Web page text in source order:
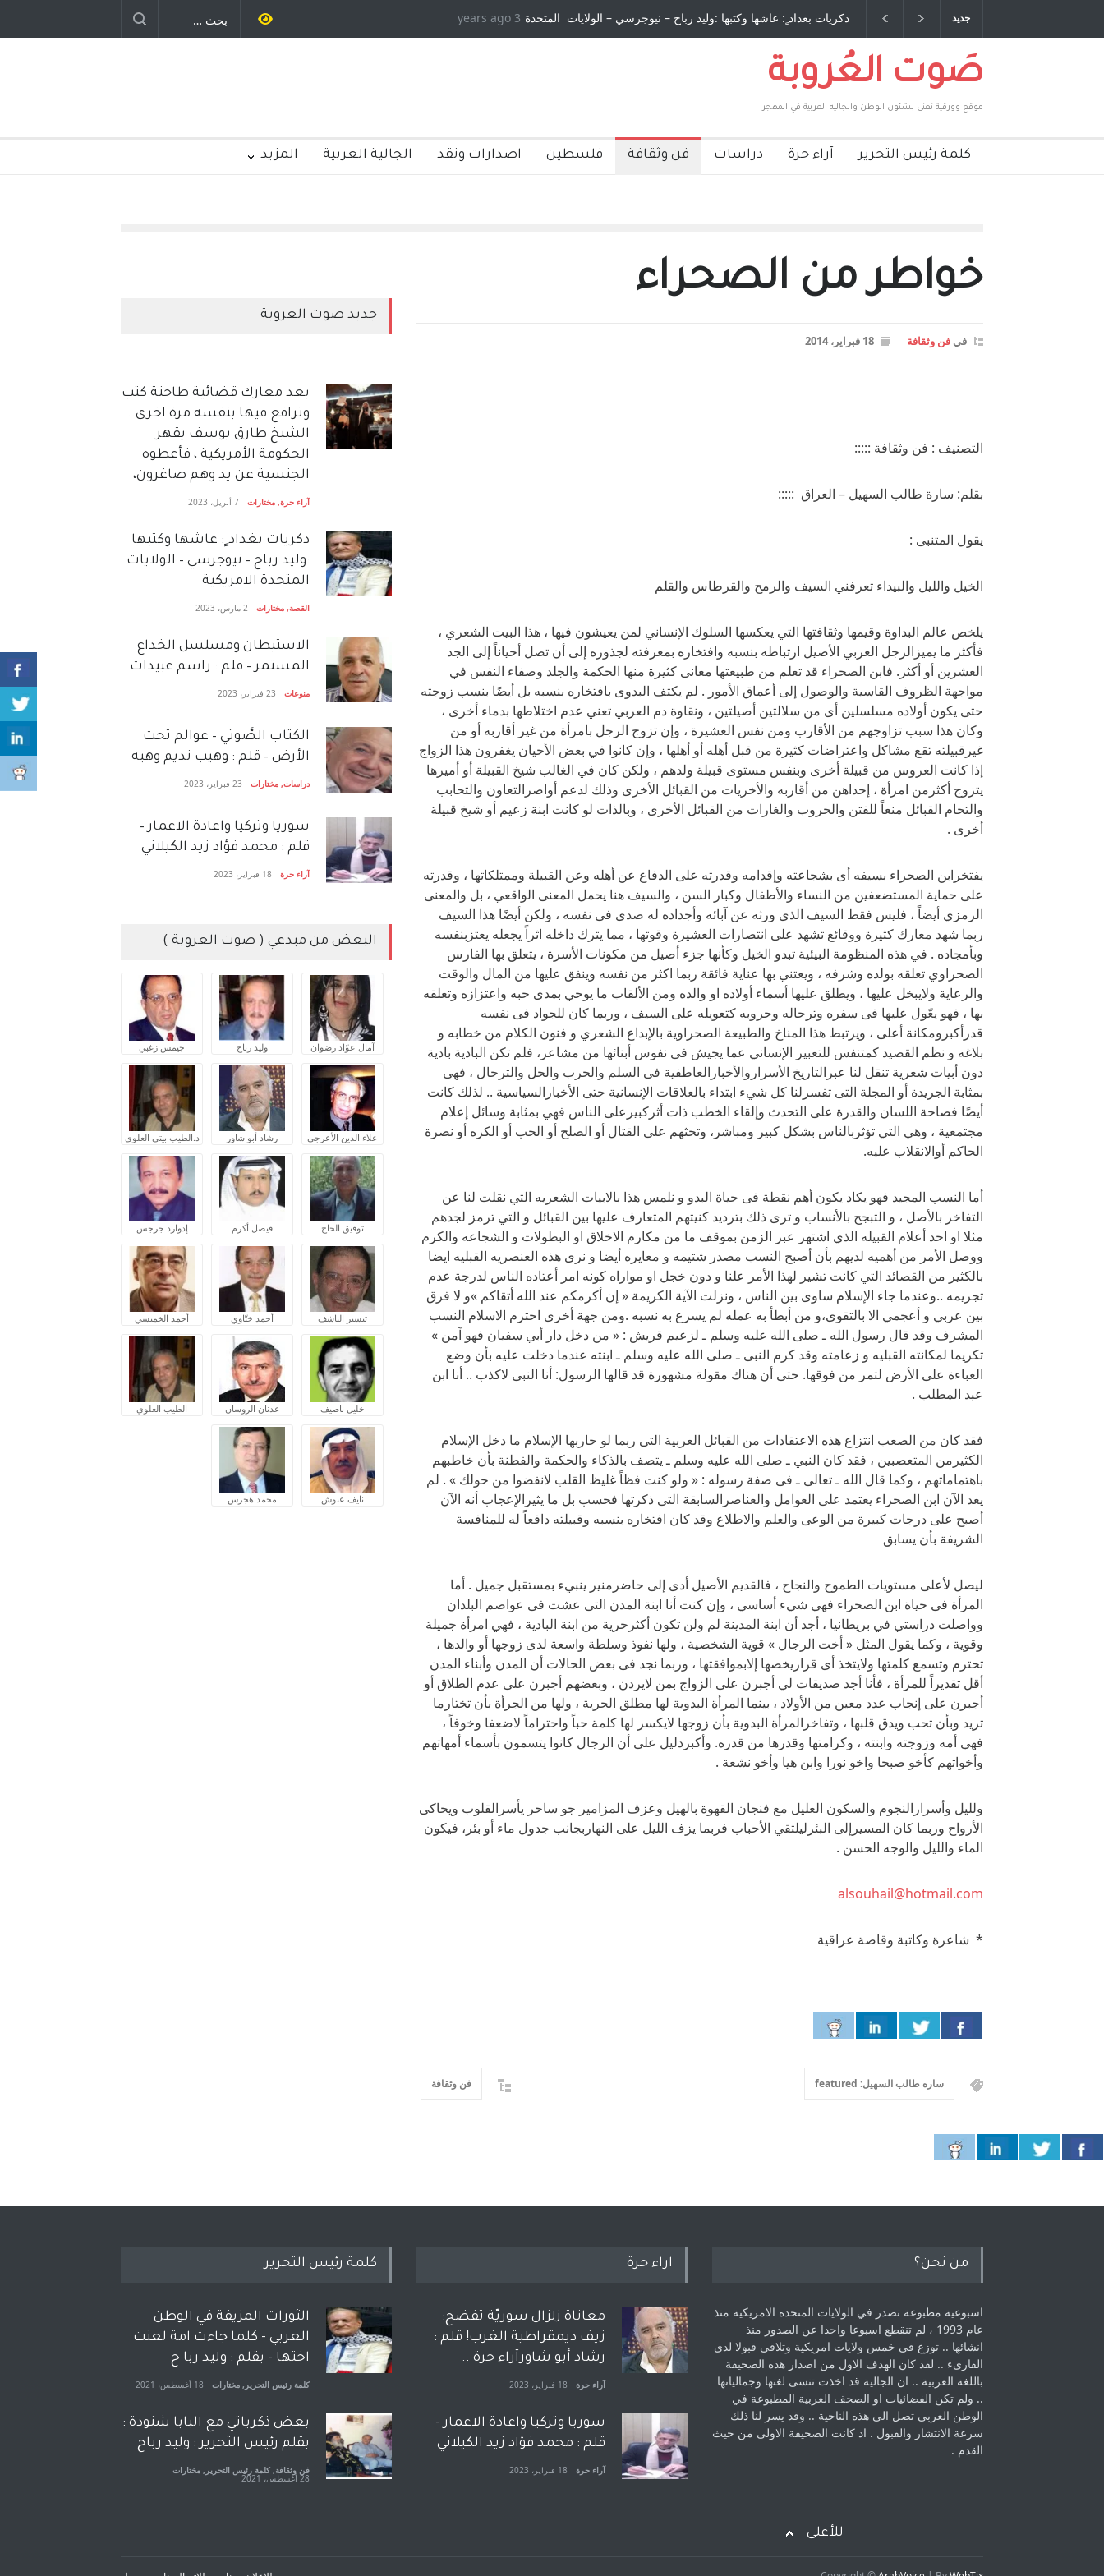
جديد دكريات بغداد ٍ: عاشها وكتبها :وليد رباح – نيوجرسي – الولايات المتحدة
الامريكية
طاحنة كتب وترافع فيها بنفسه مرة اخرى.. الشيخ
صاغرون،
3 years ago
صَوت العُروبة
موقع وورقية تعنى بشئون الوطن والجاليه العربية في المهجر
كلمة رئيس التحرير آراء حرة دراسات فن وثقافة فلسطين اصدارات ونقد الجالية العربية المزيد
خواطر من الصحراء
في فن وثقافة 18 فبراير، 2014
التصنيف : فن وثقافة :::::
بقلم: سارة طالب السهيل – العراق :::::
يقول المتنبى :
الخيل والليل والبيداء تعرفني السيف والرمح والقرطاس والقلم
يلخص عالم البداوة وقيمها وثقافتها التي يعكسها السلوك الإنساني لمن يعيشون فيها ، هذا البيت الشعري ،
فأكثر ما يميزالرجل العربي الأصيل ارتباطه بنسبه وافتخاره بمعرفته لجذوره إلى أن تصل أحياناً إلى الجد
العشرين أو أكثر. فابن الصحراء قد تعلم من طبيعتها معانى كثيرة منها الحكمة والجلد وصفاء النفس في
مواجهة الظروف القاسية والوصول إلى أعماق الأمور . لم يكتف البدوى بافتخاره بنسبه بل أيضًا بنسب زوجته
حتى يكون أولاده مسلسلين أى من سلالتين أصيلتين ، ونقاوة دم العربي تعني عدم اختلاطها بدماء أخرى ،
وكان هذا سبب تزاوجهم من الأقارب ومن نفس العشيرة ، وإن تزوج الرجل بامرأة من غير أقاربه أو من
غيرقبيلته تقع مشاكل واعتراضات كثيرة من قبل أهله أو أهلها ، وإن كانوا في بعض الأحيان يغفرون هذا الزواج
إذا كانت العروس من قبيلة أخرى وبنفس مستوى قبيلة ولدهم ، ولكن كان في الغالب شيخ القبيلة أو أميرها
يتزوج أكثرمن امرأة ، إحداهن من أقاربه والأخريات من القبائل الأخرى وذلك لدعم أواصرالتعاون والتحابب
والتحام القبائل منعاً للفتن والحروب والغارات من القبائل الأخرى ، وبالذات لو كانت ابنة زعيم أو شيخ قبيلة
أخرى .
يفتخرابن الصحراء بسيفه أى بشجاعته وإقدامه وقدرته على الدفاع عن أهله وعن القبيلة وممتلكاتها ، وقدرته
على حماية المستضعفين من النساء والأطفال وكبار السن ، والسيف هنا يحمل المعنى الواقعي ، بل والمعنى
الرمزي أيضاً ، فليس فقط السيف الذى ورثه عن آبائه وأجداده له صدى فى نفسه ، ولكن أيضًا هذا السيف
ربما شهد معارك كثيرة ووقائع تشهد على انتصارات العشيرة وقوتها ، مما يترك داخله اثراً يجعله يعتزبنفسه
وبأمجاده . في هذه المنظومة البيئية تبدو الخيل وكأنها جزء أصيل من مكونات الأسرة ، يتعلق بها الفارس
الصحراوي تعلقه بولده وشرفه ، ويعتني بها عناية فائقة ربما اكثر من نفسه وينفق عليها من المال والوقت
والرعاية ولايبخل عليها ، ويطلق عليها أسماء أولاده او والده ومن الألقاب ما يوحي بمدى حبه واعتزازه وتعلقه
بها ، فهو يعّول عليها فى سفره وترحاله وحروبه كتعويله على السيف ، وربما كان للجواد فى نفسه
قدرأكبرومكانة أعلى ، ويرتبط هذا المناخ والطبيعة الصحراوية بالإبداع الشعري و فنون الكلام من خطابه و
بلاغه و نظم القصيد كمتنفس للتعبير الإنساني عما يجيش فى نفوس أبنائها من مشاعر، فلم تكن البادية بادية
دون أبيات شعرية تنقل لنا عبرالتاريخ الأسراروالأخبارالعاطفية فى السلم والحرب والحل والترحال ، فهى
بمثابة الجريدة أو المجلة التى تفسرلنا كل شيء ابتداء بالعلاقات الإنسانية حتى الأخبارالسياسية .. لذلك كانت
أيضًا فصاحة اللسان والقدرة على التحدث وإلقاء الخطب ذات أثركبيرعلى الناس فهي بمثابة وسائل إعلام
مجتمعية ، وهي التي تؤثربالناس بشكل كبير ومباشر، وتحثهم على القتال أو الصلح أو الحب أو الكره أو نصرة
الحاكم أوالانقلاب عليه.
أما النسب المجيد فهو يكاد يكون أهم نقطة فى حياة البدو و نلمس هذا بالابيات الشعريه التي نقلت لنا عن
التفاخر بالأصل ، و التبجح بالأنساب و ترى ذلك بترديد كنيتهم المتعارف عليها بين القبائل و التي ترمز لجدهم
مثلا او احد أعلام القبيله الذي اشتهر عبر الزمن بموقف ما من مكارم الاخلاق او البطولات و الشجاعه والكرم
ووصل الأمر من أهميه لديهم بأن أصبح النسب مصدر شتيمه و معايره أيضا و نرى هذه العنصريه القبليه ايضا
بالكثير من القصائد التي كانت تشير لهذا الأمر علنا و دون خجل او مواراه كونه امر أعتاده الناس لدرجة عدم
تجريمه ..وعندما جاء الإسلام ساوى بين الناس ، ونزلت الآية الكريمة « إن أكرمكم عند الله أتقاكم »و لا فرق
بين عربي و أعجمي الا بالتقوى،و من أبطأ به عمله لم يسرع به نسبه .ومن جهة أخرى احترم الاسلام النسب
المشرف وقد قال رسول الله ـ صلى الله عليه وسلم ـ لزعيم قريش : « من دخل دار أبي سفيان فهو آمن »
تكريما لمكانته القبليه و زعامته وقد كرم النبى ـ صلى الله عليه وسلم ـ ابنته عندما دخلت عليه بأن وضع
العباءة على الأرض لتمر من فوقها. حتى أن هناك مقولة مشهورة قد قالها الرسول: أنا النبى لاكذب .. أنا ابن
عبد المطلب .
فقد كان من الصعب انتزاع هذه الاعتقادات من القبائل العربية التى ربما لو حاربها الإسلام ما دخل الإسلام
الكثيرمن المتعصبين ، فقد كان النبي ـ صلى الله عليه وسلم ـ يتصف بالذكاء والحكمة والفطنة بأن خاطبهم
باهتماماتهم ، وكما قال الله ـ تعالى ـ فى صفة رسوله : « ولو كنت فظاً غليظ القلب لانفضوا من حولك » . لم
يعد الآن ابن الصحراء يعتمد على العوامل والعناصرالسابقة التى ذكرتها فحسب بل ما يثيرالإعجاب أنه الآن
أصبح على درجات كبيرة من الوعى والعلم والاطلاع وقد كان افتخاره بنسبه وقبيلته دافعاً له للمنافسة
الشريفة بأن يسابق
ليصل لأعلى مستويات الطموح والنجاح ، فالقديم الأصيل أدى إلى حاضرمنير ينبيء بمستقبل جميل . أما
المرأة فى حياة ابن الصحراء فهي شيء أساسي ، وإن كنت أنا ابنة المدن التى عشت فى عواصم البلدان
وواصلت دراستي في بريطانيا ، أجد أن ابنة المدينة لم ولن تكون أكثرحرية من ابنة البادية ، فهي امرأة جميلة
وقوية ، وكما يقول المثل « أخت الرجال » قوية الشخصية ، ولها نفوذ وسلطة واسعة لدى زوجها أو والدها ،
تحترم وتسمع كلمتها ولايتخذ أى قراريخصها إلابموافقتها ، وربما نجد فى بعض الحالات أن المدن وأبناء المدن
أقل تقديراً للمرأة ، فأنا أجد صديقات لي أجبرن على الزواج بمن لايردن ، وبعضهم أجبرن على عدم الطلاق أو
أجبرن على إنجاب عدد معين من الأولاد ، بينما المرأة البدوية لها مطلق الحرية ، ولها من الجرأة بأن تختارما
تريد وبأن تحب ويدق قلبها ، وتفاخرالمرأة البدوية بأن زوجها لايكسر لها كلمة حباً واحتراماً لاضعفا وخوفاً ،
فهي أمه وزوجته وابنته ، وكرامتها وقدرها من قدره. وأكبردليل على أن الرجال كانوا يتسمون بأسماء أمهاتهم
وأخواتهم كأخو صبحا واخو نورا وابن هيا وأخو نشعة .
ولليل وأسرارالنجوم والسكون العليل مع فنجان القهوة بالهيل وعزف المزامير جو ساحر يأسرالقلوب ويحاكى
الأرواح وربما كان المسيرإلى البئرليلتقي الأحباب فربما يزف الليل على النهاربجانب جدول ماء أو بئر، فيكون
الماء والليل والوجه الحسن .
alsouhail@hotmail.com
* شاعرة وكاتبة وقاصة عراقية
ساره طالب السهيل: featured فن وثقافة
جديد صوت العروبة
بعد معارك قضائية طاحنة كتب
وترافع فيها بنفسه مرة اخرى..
الشيخ طارق يوسف يقهر
الحكومة الأمريكية ، فأعطوه
الجنسية عن يد وهم صاغرون،
آراء حرة, مختارات 7 أبريل، 2023
دكريات بغداد ٍ: عاشها وكتبها
:وليد رباح – نيوجرسي – الولايات
المتحدة الامريكية
القصة, مختارات 2 مارس، 2023
الاستيطان ومسلسل الخداع
المستمر – قلم : راسم عبيدات
منوعات 23 فبراير، 2023
الكتاب الصَّوتي – عوالم تحت
الأرض – قلم : وهيب نديم وهبه
دراسات, مختارات 23 فبراير، 2023
سوريا وتركيا واعادة الاعمار –
قلم : محمد فؤاد زيد الكيلاني
آراء حرة 18 فبراير، 2023
البعض من مبدعي ( صوت العروبة )
آمال عوّاد رضوان وليد رباح جيمس زغبي
علاء الدين الأعرجي رشاد أبو شاور د.الطيب بيتي العلوي
توفيق الحاج فيصل أكرم إدوارد جرجس
تيسير الناشف أحمد ختّاوي أحمد الخميسي
خليل ناصيف عدنان الروسان الطيب العلوي
نايف عبوش محمد هجرس
من نحن؟
اسبوعية مطبوعة تصدر في الولايات المتحده الامريكية منذ
عام 1993 ، لم ‏تنقطع اسبوعا واحدا عن الصدور منذ
انشائها .. توزع في خمس ولايات امريكية ‏وتلاقي قبولا لدى
القارىء ..‏ لقد كان الهدف الاول من اصدار هذه الصحيفة
باللغة العربية .. ان الجالية قد اخذت ‏تنسى لغتها وجمالياتها
.. ولم تكن الفضائيات او الصحف العربية المطبوعة في
الوطن ‏العربي تصل الى هذه الناحية .. وقد يسر لنا ذلك
سرعة الانتشار والقبول . اذ كانت ‏الصحيفة الاولى من حيث
القدم . ‏
اراء حرة
معاناة زلزال سوريّة تفضح:
زيف ديمقراطية الغرب! قلم :
رشاد أبو شاورآراء حرة ..
آراء حرة 18 فبراير، 2023
سوريا وتركيا واعادة الاعمار -
قلم : محمد فؤاد زيد الكيلاني
آراء حرة 18 فبراير، 2023
كلمة رئيس التحرير
الثورات المزيفة في الوطن
العربي - كلما جاءت امة لعنت
اختها - بقلم : وليد ربا ح
كلمة رئيس التحرير , مختارات 18 أغسطس، 2021
بعض ذكرياتي مع البابا شنودة :
بقلم رئيس التحرير : وليد رباح
فن وثقافة, كلمة رئيس التحرير , مختارات
28 أغسطس، 2021
للأعلى